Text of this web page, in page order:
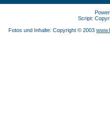
Script:
Fotos und Inhalte: Copyright © 2003